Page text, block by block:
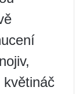
květináč